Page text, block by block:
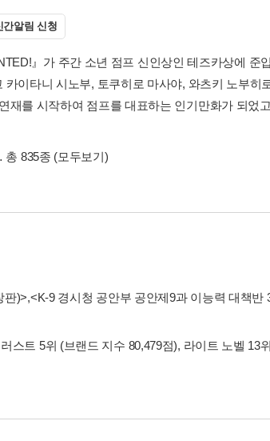
간알림 신청
』가 주간 소년 점프 신인상인 테즈카상에 준
이타니 시노부, 토쿠히로 마사야, 와츠키 노부히
를 시작하여 점프를 대표하는 인기만화가 되었
총 835종 (모두보기)
판)>,<K-9 경시청 공안부 공안제9과 이능력 대책반
스트 5위 (브랜드 지수 80,479점), 라이트 노벨 13